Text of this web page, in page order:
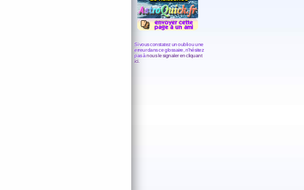
Si vous constatez un oubli ou une
erreur dans ce glossaire, n'hésitez
pas ànous le signaler en cliquant
ici.